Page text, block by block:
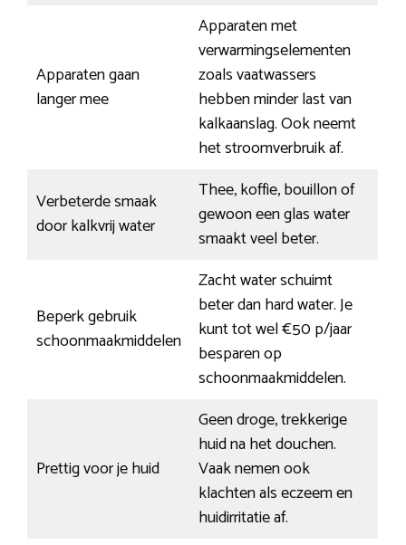
Apparaten gaan
langer mee
Apparaten met
verwarmingselementen
zoals vaatwassers
hebben minder last van
kalkaanslag. Ook neemt
het stroomverbruik af.
Verbeterde smaak
door kalkvrij water
Thee, koffie, bouillon of
gewoon een glas water
smaakt veel beter.
Beperk gebruik
schoonmaakmiddelen
Zacht water schuimt
beter dan hard water. Je
kunt tot wel €50 p/jaar
besparen op
schoonmaakmiddelen.
Prettig voor je huid
Geen droge, trekkerige
huid na het douchen.
Vaak nemen ook
klachten als eczeem en
huidirritatie af.